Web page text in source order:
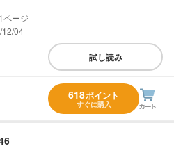
12/04
試し読み
618ポイント
すぐに購入